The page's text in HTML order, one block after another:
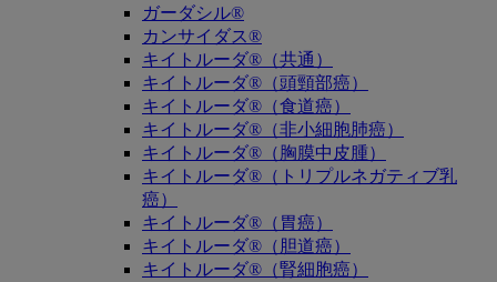
ガーダシル®
カンサイダス®
キイトルーダ®（共通）
キイトルーダ®（頭頸部癌）
キイトルーダ®（食道癌）
キイトルーダ®（非小細胞肺癌）
キイトルーダ®（胸膜中皮腫）
キイトルーダ®（トリプルネガティブ乳
癌）
キイトルーダ®（胃癌）
キイトルーダ®（胆道癌）
キイトルーダ®（腎細胞癌）